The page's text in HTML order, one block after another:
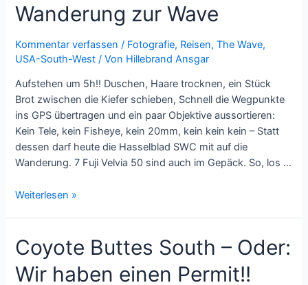
Oder:
out
Wanderung zur Wave
Kommentar verfassen / Fotografie, Reisen,The Wave,
USA-South-West / Von Hillebrand Ansgar
Aufstehen um 5h!! Duschen, Haare trocknen, ein Stück
Brot zwischen die Kiefer schieben, Schnell die Wegpunkte
ins GPS übertragen und ein paar Objektive aussortieren:
Kein Tele, kein Fisheye, kein 20mm, kein kein kein – Statt
dessen darf heute die Hasselblad SWC mit auf die
Wanderung. 7 Fuji Velvia 50 sind auch im Gepäck. So, los …
Vorbereitungen
Wanderung
zur
Wave
Weiterlesen »
Coyote Buttes South – Oder:
Wir haben einen Permit!!